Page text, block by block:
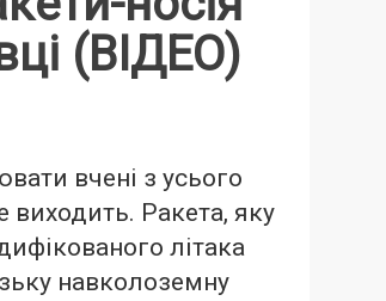
(ВІДЕО)
вчені з усього
виходить. Ракета, яку
літака
навколоземну